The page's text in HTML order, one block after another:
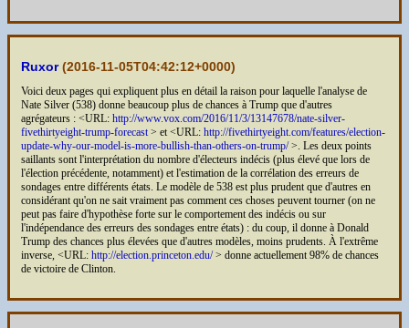
Ruxor(2016-11-05T04:42:12+0000)
Voici deux pages qui expliquent plus en détail la raison pour laquelle l'analyse de
Nate Silver (538) donne beaucoup plus de chances à Trump que d'autres
agrégateurs : <URL: http://www.vox.com/2016/11/3/13147678/nate-silver-
fivethirtyeight-trump-forecast> et <URL: http://fivethirtyeight.com/features/election-
update-why-our-model-is-more-bullish-than-others-on-trump/>. Les deux points
saillants sont l'interprétation du nombre d'électeurs indécis (plus élevé que lors de
l'élection précédente, notamment) et l'estimation de la corrélation des erreurs de
sondages entre différents états. Le modèle de 538 est plus prudent que d'autres en
considérant qu'on ne sait vraiment pas comment ces choses peuvent tourner (on ne
peut pas faire d'hypothèse forte sur le comportement des indécis ou sur
l'indépendance des erreurs des sondages entre états) : du coup, il donne à Donald
Trump des chances plus élevées que d'autres modèles, moins prudents. À l'extrême
inverse, <URL: http://election.princeton.edu/> donne actuellement 98% de chances
de victoire de Clinton.